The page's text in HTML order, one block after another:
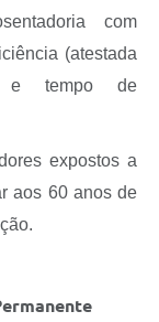
com
(atestada
e tempo de
expostos a
aos 60 anos de